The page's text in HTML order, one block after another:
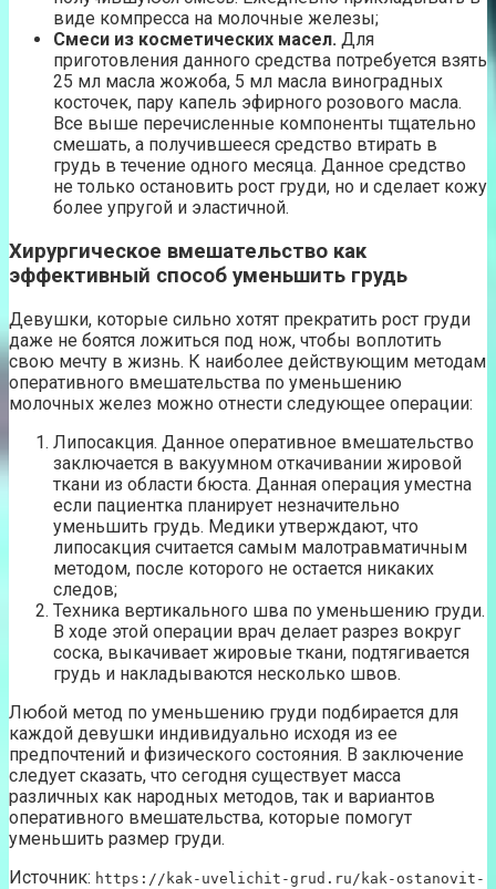
виде компресса на молочные железы;
Смеси из косметических масел. Для
приготовления данного средства потребуется взять
25 мл масла жожоба, 5 мл масла виноградных
косточек, пару капель эфирного розового масла.
Все выше перечисленные компоненты тщательно
смешать, а получившееся средство втирать в
грудь в течение одного месяца. Данное средство
не только остановить рост груди, но и сделает кожу
более упругой и эластичной.
Хирургическое вмешательство как
эффективный способ уменьшить грудь
Девушки, которые сильно хотят прекратить рост груди
даже не боятся ложиться под нож, чтобы воплотить
свою мечту в жизнь. К наиболее действующим методам
оперативного вмешательства по уменьшению
молочных желез можно отнести следующее операции:
Липосакция. Данное оперативное вмешательство
заключается в вакуумном откачивании жировой
ткани из области бюста. Данная операция уместна
если пациентка планирует незначительно
уменьшить грудь. Медики утверждают, что
липосакция считается самым малотравматичным
методом, после которого не остается никаких
следов;
Техника вертикального шва по уменьшению груди.
В ходе этой операции врач делает разрез вокруг
соска, выкачивает жировые ткани, подтягивается
грудь и накладываются несколько швов.
Любой метод по уменьшению груди подбирается для
каждой девушки индивидуально исходя из ее
предпочтений и физического состояния. В заключение
следует сказать, что сегодня существует масса
различных как народных методов, так и вариантов
оперативного вмешательства, которые помогут
уменьшить размер груди.
Источник: https://kak-uvelichit-grud.ru/kak-ostanovit-